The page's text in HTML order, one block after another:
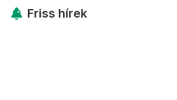
Friss hírek